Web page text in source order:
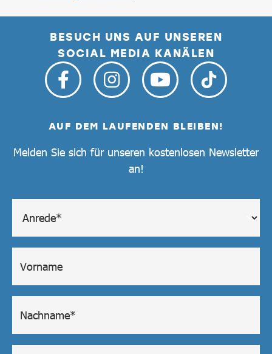
BESUCH UNS AUF UNSEREN
SOCIAL MEDIA KANÄLEN
AUF DEM LAUFENDEN BLEIBEN!
Melden Sie sich für unseren kostenlosen Newsletter
an!